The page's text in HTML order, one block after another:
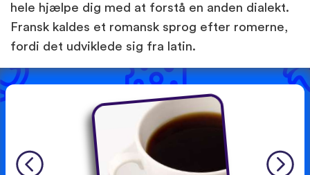
hele hjælpe dig med at forstå en anden dialekt.
Fransk kaldes et romansk sprog efter romerne,
fordi det udviklede sig fra latin.